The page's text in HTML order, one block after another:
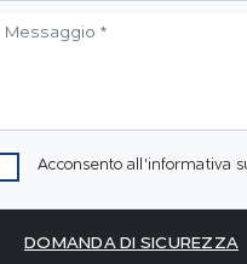
Acconsento all'informativa
DOMANDA DI SICUREZZA